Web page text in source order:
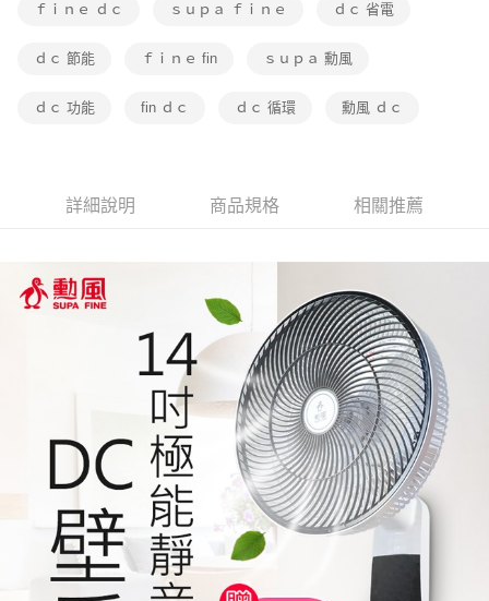
ｆｉｎｅ ｄｃ ｓｕｐａ ｆｉｎｅ ｄｃ 省電
ｄｃ 節能 ｆｉｎｅ fin ｓｕｐａ 勳風
ｄｃ 功能 fin ｄｃ ｄｃ 循環 勳風 ｄｃ
詳細說明 商品規格 相關推薦